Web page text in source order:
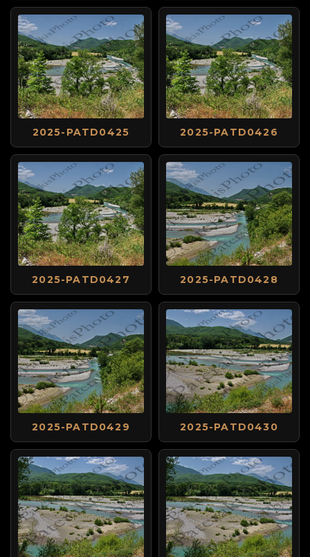
2025-PATD0425 2025-PATD0426
2025-PATD0427 2025-PATD0428
2025-PATD0429 2025-PATD0430